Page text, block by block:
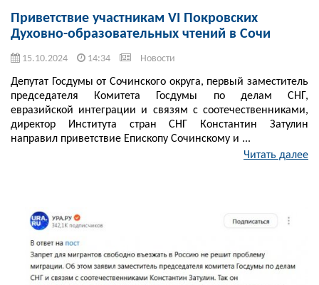
Приветствие участникам VI Покровских
Духовно-образовательных чтений в Сочи
15.10.2024 14:34 Новости
Депутат Госдумы от Сочинского округа, первый заместитель
председателя Комитета Госдумы по делам СНГ,
евразийской интеграции и связям с соотечественниками,
директор Института стран СНГ Константин Затулин
направил приветствие Епископу Сочинскому и ...
Читать далее